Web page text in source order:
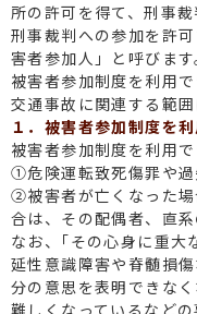
所の許可を得て、刑事
刑事裁判への参加を許
害者参加人」と呼びます
被害者参加制度を利用
交通事故に関連する範囲
１．被害者参加制度を
被害者参加制度を利用
①危険運転致死傷罪や
②被害者が亡くなった
合は、その配偶者、直
なお、｢その心身に重大
延性意識障害や脊髄損
分の意思を表明できな